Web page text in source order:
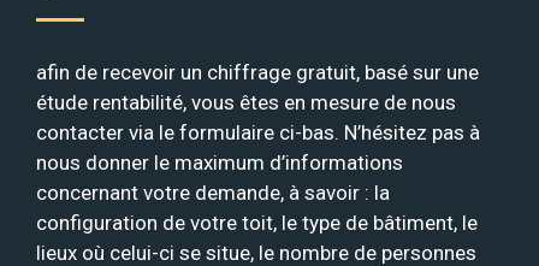
afin de recevoir un chiffrage gratuit, basé sur une
étude rentabilité, vous êtes en mesure de nous
contacter via le formulaire ci-bas. N’hésitez pas à
nous donner le maximum d’informations
concernant votre demande, à savoir : la
configuration de votre toit, le type de bâtiment, le
lieux où celui-ci se situe, le nombre de personnes